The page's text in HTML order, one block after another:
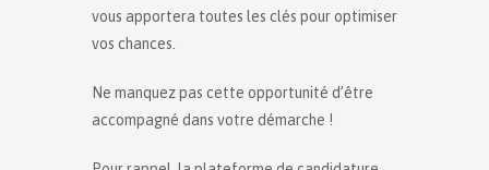
vous apportera toutes les clés pour optimiser
vos chances.
Ne manquez pas cette opportunité d’être
accompagné dans votre démarche !